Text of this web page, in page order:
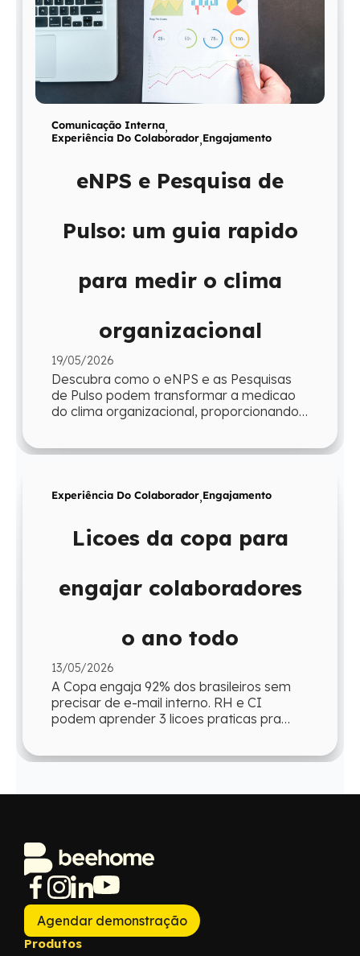
Comunicação Interna,
Experiência Do Colaborador,Engajamento
eNPS e Pesquisa de
Pulso: um guia rapido
para medir o clima
organizacional
19/05/2026
Descubra como o eNPS e as Pesquisas
de Pulso podem transformar a medicao
do clima organizacional, proporcionando
Experiência Do Colaborador,Engajamento
Licoes da copa para
engajar colaboradores
o ano todo
13/05/2026
A Copa engaja 92% dos brasileiros sem
precisar de e-mail interno. RH e CI
podem aprender 3 licoes praticas pra
Agendar demonstração
Produtos